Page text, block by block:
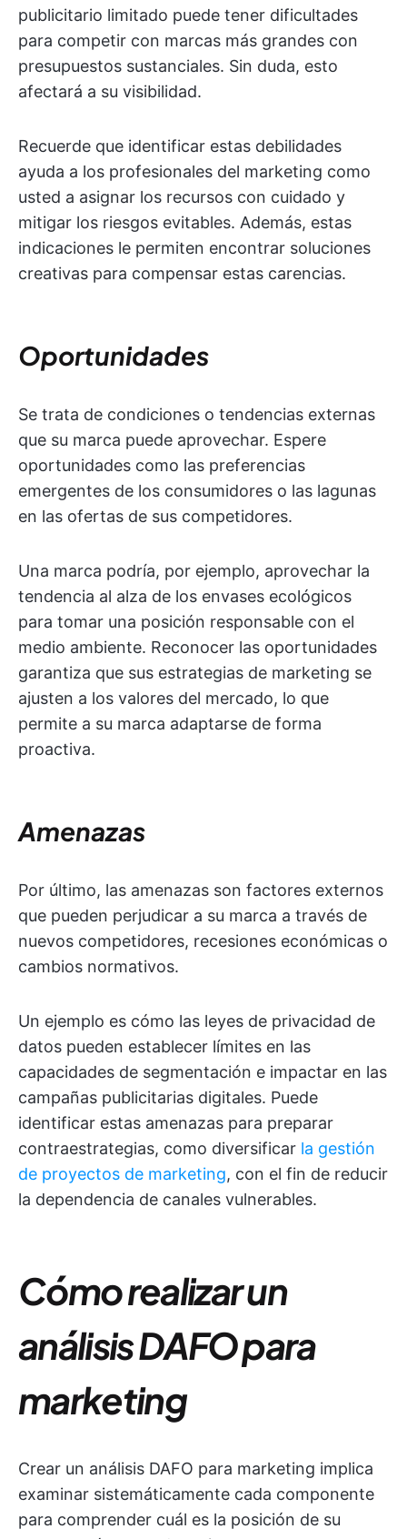
publicitario limitado puede tener dificultades
para competir con marcas más grandes con
presupuestos sustanciales. Sin duda, esto
afectará a su visibilidad.
Recuerde que identificar estas debilidades
ayuda a los profesionales del marketing como
usted a asignar los recursos con cuidado y
mitigar los riesgos evitables. Además, estas
indicaciones le permiten encontrar soluciones
creativas para compensar estas carencias.
Oportunidades
Se trata de condiciones o tendencias externas
que su marca puede aprovechar. Espere
oportunidades como las preferencias
emergentes de los consumidores o las lagunas
en las ofertas de sus competidores.
Una marca podría, por ejemplo, aprovechar la
tendencia al alza de los envases ecológicos
para tomar una posición responsable con el
medio ambiente. Reconocer las oportunidades
garantiza que sus estrategias de marketing se
ajusten a los valores del mercado, lo que
permite a su marca adaptarse de forma
proactiva.
Amenazas
Por último, las amenazas son factores externos
que pueden perjudicar a su marca a través de
nuevos competidores, recesiones económicas o
cambios normativos.
Un ejemplo es cómo las leyes de privacidad de
datos pueden establecer límites en las
capacidades de segmentación e impactar en las
campañas publicitarias digitales. Puede
identificar estas amenazas para preparar
contraestrategias, como diversificar la gestión
de proyectos de marketing, con el fin de reducir
la dependencia de canales vulnerables.
Cómo realizar un
análisis DAFO para
marketing
Crear un análisis DAFO para marketing implica
examinar sistemáticamente cada componente
para comprender cuál es la posición de su